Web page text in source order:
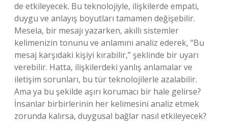
de etkileyecek. Bu teknolojiyle, ilişkilerde empati,
duygu ve anlayış boyutları tamamen değişebilir.
Mesela, bir mesajı yazarken, akıllı sistemler
kelimenizin tonunu ve anlamını analiz ederek, “Bu
mesaj karşıdaki kişiyi kırabilir,” şeklinde bir uyarı
verebilir. Hatta, ilişkilerdeki yanlış anlamalar ve
iletişim sorunları, bu tür teknolojilerle azalabilir.
Ama ya bu şekilde aşırı korumacı bir hale gelirse?
İnsanlar birbirlerinin her kelimesini analiz etmek
zorunda kalırsa, duygusal bağlar nasıl etkileyecek?